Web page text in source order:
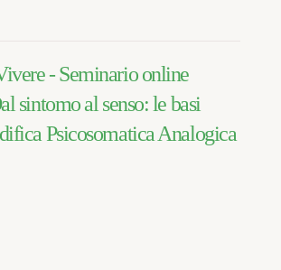
- Seminario online
sintomo al senso: le basi
Psicosomatica Analogica